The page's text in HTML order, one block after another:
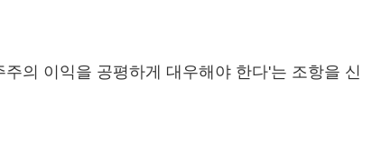
의 이익을 공평하게 대우해야 한다'는 조항을 신